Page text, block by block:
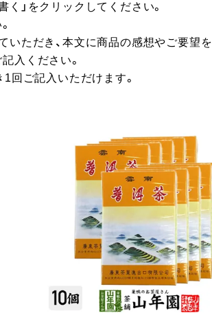
」をクリックしてください。
ただき、本文に商品の感想やご要望を
入ください。
回ご記入いただけます。